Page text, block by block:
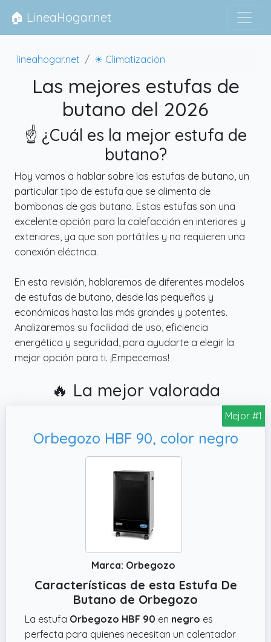
🏠 LineaHogar.net
lineahogar.net ☀ Climatización
Las mejores estufas de
butano del 2026
☝️ ¿Cuál es la mejor estufa de
butano?
Hoy vamos a hablar sobre las estufas de butano, un
particular tipo de estufa que se alimenta de
bombonas de gas butano. Estas estufas son una
excelente opción para la calefacción en interiores y
exteriores, ya que son portátiles y no requieren una
conexión eléctrica.
En esta revisión, hablaremos de diferentes modelos
de estufas de butano, desde las pequeñas y
económicas hasta las más grandes y potentes.
Analizaremos su facilidad de uso, eficiencia
energética y seguridad, para ayudarte a elegir la
mejor opción para ti. ¡Empecemos!
🔥 La mejor valorada
Mejor #1
Orbegozo HBF 90, color negro
Marca: Orbegozo
Características de esta Estufa De
Butano de Orbegozo
La estufa Orbegozo HBF 90 en negro es
perfecta para quienes necesitan un calentador